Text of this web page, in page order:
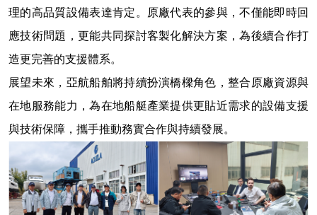
理的高品質設備表達肯定。原廠代表的參與，不僅能即時回
應技術問題，更能共同探討客製化解決方案，為後續合作打
造更完善的支援體系。
展望未來，亞航船舶將持續扮演橋樑角色，整合原廠資源與
在地服務能力，為在地船艇產業提供更貼近需求的設備支援
與技術保障 ， 攜手推動務實合作與持續發展。